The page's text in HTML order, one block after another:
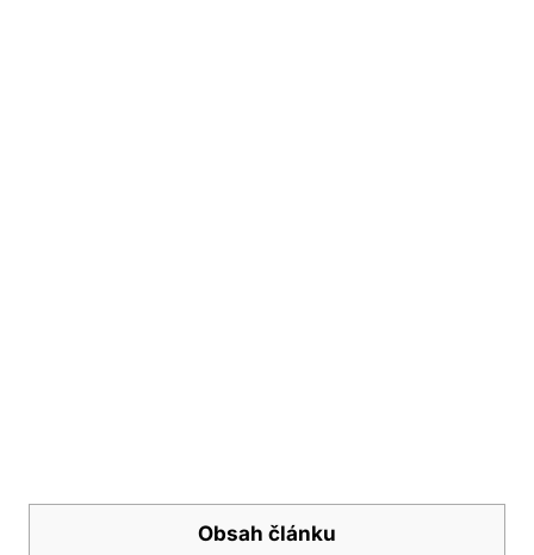
Obsah článku